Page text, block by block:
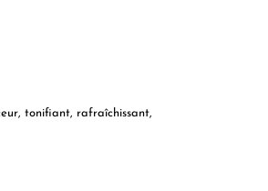
tonifiant, rafraîchissant,